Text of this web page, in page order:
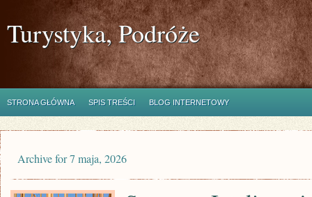
Turystyka, Podróże
STRONA GŁÓWNA SPIS TREŚCI BLOG INTERNETOWY
Archive for 7 maja, 2026